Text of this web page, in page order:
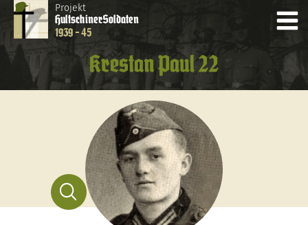
Projekt
HultschinerSoldaten
1939 - 45
Krestan Paul 22